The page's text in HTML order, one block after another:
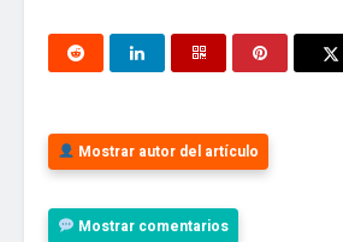
Mostrar autor del artículo
Mostrar comentarios